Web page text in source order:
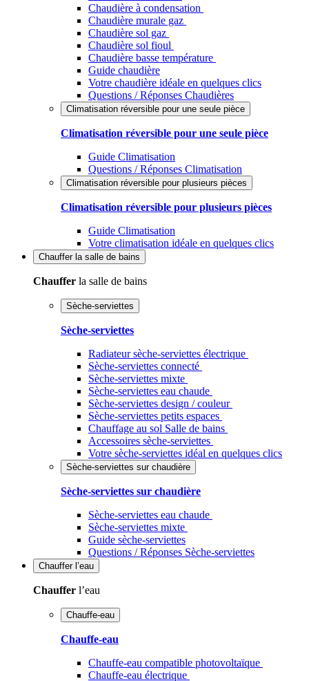
Chaudière à condensation
Chaudière murale gaz
Chaudière sol gaz
Chaudière sol fioul
Chaudière basse température
Guide chaudière
Votre chaudière idéale en quelques clics
Questions / Réponses Chaudières
Climatisation réversible pour une seule pièce
Climatisation réversible pour une seule pièce
Guide Climatisation
Questions / Réponses Climatisation
Climatisation réversible pour plusieurs pièces
Climatisation réversible pour plusieurs pièces
Guide Climatisation
Votre climatisation idéale en quelques clics
Chauffer la salle de bains
Chauffer la salle de bains
Sèche-serviettes
Sèche-serviettes
Radiateur sèche-serviettes électrique
Sèche-serviettes connecté
Sèche-serviettes mixte
Sèche-serviettes eau chaude
Sèche-serviettes design / couleur
Sèche-serviettes petits espaces
Chauffage au sol Salle de bains
Accessoires sèche-serviettes
Votre sèche-serviettes idéal en quelques clics
Sèche-serviettes sur chaudière
Sèche-serviettes sur chaudière
Sèche-serviettes eau chaude
Sèche-serviettes mixte
Guide sèche-serviettes
Questions / Réponses Sèche-serviettes
Chauffer l’eau
Chauffer l’eau
Chauffe-eau
Chauffe-eau
Chauffe-eau compatible photovoltaïque
Chauffe-eau électrique